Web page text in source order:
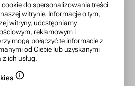
zamówienia podaj w tytule
otrzymałeś w potwierdzeniu.
7470 6466
cookie do spersonalizowania treści
witrynie. Informacje o tym,
witryny, udostępniamy
reklamowym i
mogą połączyć te informacje z
od Ciebie lub uzyskanymi
ich usług.